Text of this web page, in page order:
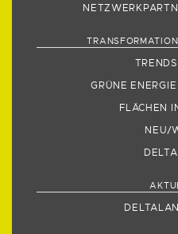
GRÜNE
FLÄCHEN
NEU/